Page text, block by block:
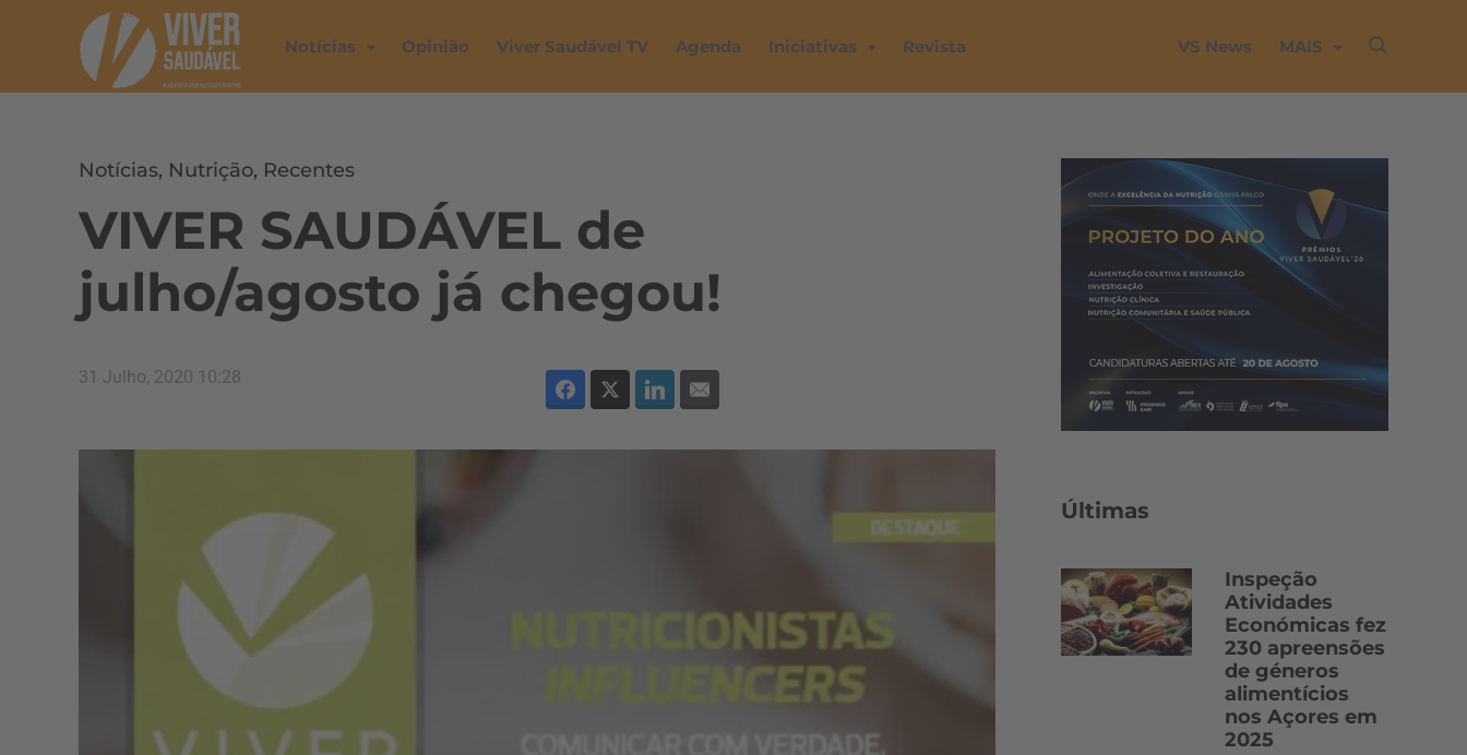
Notícias Opinião Viver Saudável TV Agenda Iniciativas Revista VS News MAIS
Notícias, Nutrição, Recentes
VIVER SAUDÁVEL de
julho/agosto já chegou!
31 Julho, 2020 10:28
Últimas
Inspeção
Atividades
Económicas fez
230 apreensões
de géneros
alimentícios
nos Açores em
2025